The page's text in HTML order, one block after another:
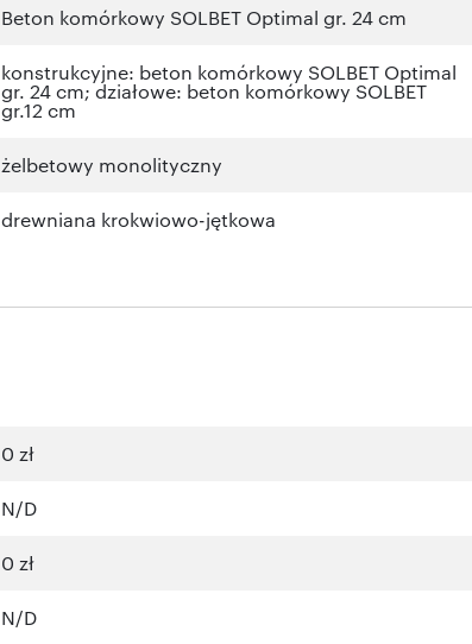
Beton komórkowy SOLBET Optimal gr. 24 cm
konstrukcyjne: beton komórkowy SOLBET Optimal
gr. 24 cm; działowe: beton komórkowy SOLBET
gr.12 cm
żelbetowy monolityczny
drewniana krokwiowo-jętkowa
0 zł
N/D
0 zł
N/D